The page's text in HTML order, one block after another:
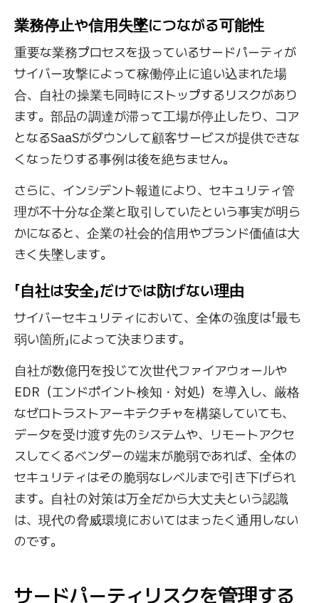
業務停止や信用失墜につながる可能性
重要な業務プロセスを扱っているサードパーティが
サイバー攻撃によって稼働停止に追い込まれた場
合、自社の操業も同時にストップするリスクがあり
ます。部品の調達が滞って工場が停止したり、コア
となるSaaSがダウンして顧客サービスが提供できな
くなったりする事例は後を絶ちません。
さらに、インシデント報道により、セキュリティ管
理が不十分な企業と取引していたという事実が明ら
かになると、企業の社会的信用やブランド価値は大
きく失墜します。
「自社は安全」だけでは防げない理由
サイバーセキュリティにおいて、全体の強度は「最も
弱い箇所」によって決まります。
自社が数億円を投じて次世代ファイアウォールや
EDR（エンドポイント検知・対処）を導入し、厳格
なゼロトラストアーキテクチャを構築していても、
データを受け渡す先のシステムや、リモートアクセ
スしてくるベンダーの端末が脆弱であれば、全体の
セキュリティはその脆弱なレベルまで引き下げられ
ます。自社の対策は万全だから大丈夫という認識
は、現代の脅威環境においてはまったく通用しない
のです。
サードパーティリスクを管理する